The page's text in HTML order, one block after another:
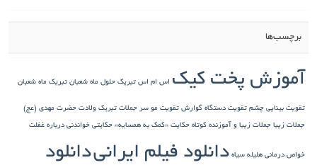
برچسب‌ها
آموزش پخت کیک اس ام اس تبریک حلول ماه شعبان تبریک ماه شعبان
تقویت بینایی چشم تقویت دستگاه گوارش تقویت مو سر جملات تبریک ولادت حضرت مهدی (عج)
جملات زیبا جملات زیبا و آموزنده کوتاه حکایت «کمک به همسایه» حکایتی خواندنی درباره غفلت
خواص درمانی هلیله سیاه دانلود فیلم ایرانیدانلود